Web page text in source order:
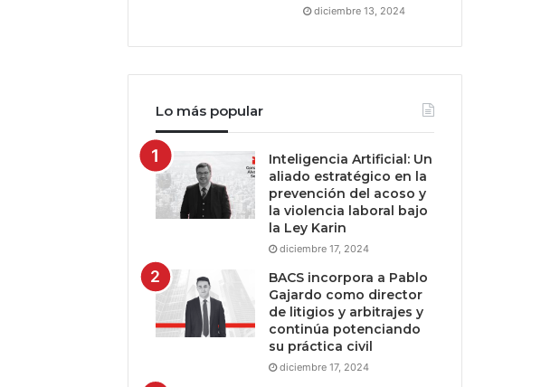
diciembre 13, 2024
Lo más popular
Inteligencia Artificial: Un
aliado estratégico en la
prevención del acoso y
la violencia laboral bajo
la Ley Karin
diciembre 17, 2024
BACS incorpora a Pablo
Gajardo como director
de litigios y arbitrajes y
continúa potenciando
su práctica civil
diciembre 17, 2024